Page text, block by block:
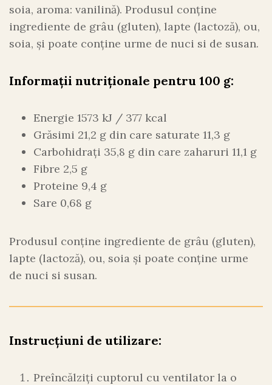
soia, aroma: vanilină). Produsul conține
ingrediente de grâu (gluten), lapte (lactoză), ou,
soia, și poate conține urme de nuci si de susan.
Informații nutriționale pentru 100 g:
Energie 1573 kJ / 377 kcal
Grăsimi 21,2 g din care saturate 11,3 g
Carbohidrați 35,8 g din care zaharuri 11,1 g
Fibre 2,5 g
Proteine 9,4 g
Sare 0,68 g
Produsul conține ingrediente de grâu (gluten),
lapte (lactoză), ou, soia și poate conține urme
de nuci si susan.
Instrucțiuni de utilizare:
Preîncălziți cuptorul cu ventilator la o